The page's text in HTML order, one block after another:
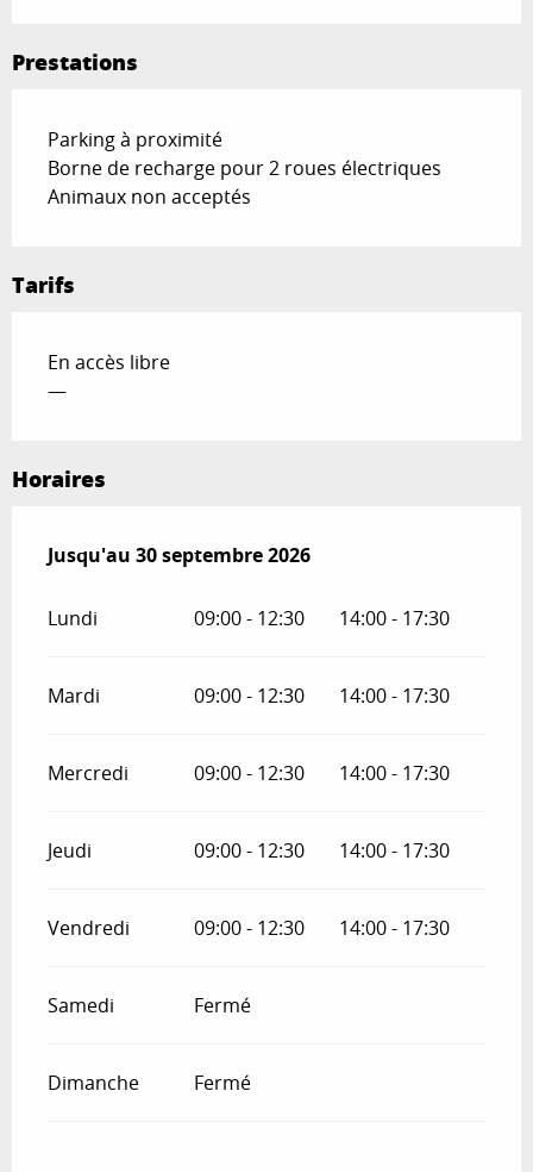
Prestations
Parking à proximité
Borne de recharge pour 2 roues électriques
Animaux non acceptés
Tarifs
En accès libre
—
Horaires
Du1 juillet 2026au30 septembre 2026
Jusqu'au 30 septembre 2026
Lundi 09:00 - 12:30 14:00 - 17:30
Mardi 09:00 - 12:30 14:00 - 17:30
Mercredi 09:00 - 12:30 14:00 - 17:30
Jeudi 09:00 - 12:30 14:00 - 17:30
Vendredi 09:00 - 12:30 14:00 - 17:30
Samedi Fermé
Dimanche Fermé